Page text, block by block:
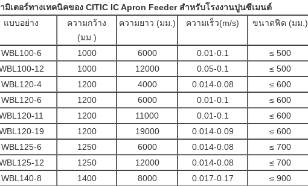
มิเตอร์ทางเทคนิคของ CITIC IC Apron Feeder สำหรับโรงงานปูนซีเมนต์
แบบอย่าง
ความกว้าง
(มม.)
ความยาว (มม.) ความเร็ว(m/s) ขนาดฟีด (มม.)
WBL100-6 1000 6000 0.01-0.1 ≤ 500
12
1000 12000 0.05-0.1 ≤ 500
WBL120-4
1200 4000 0.014-0.08 ≤ 600
WBL120-6
1200 6000 0.01-0.1 ≤ 600
11
1200 11000 0.01-0.1 ≤ 600
19
1200 19000 0.014-0.09 ≤ 600
WBL125-6
1250 6000 0.014-0.08 ≤ 700
12
1250 12000 0.014-0.08 ≤ 700
WBL140-8
1400 8000 0.017-0.17 ≤ 900